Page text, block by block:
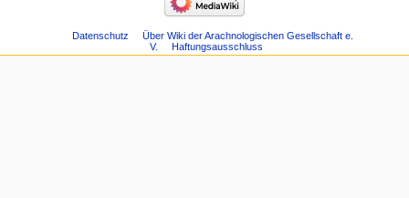
Datenschutz
Über Wiki der Arachnologischen Gesellschaft e.
V.
Haftungsausschluss